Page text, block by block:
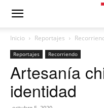
Inicio Reportajes
Reportajes Recorriendo
Artesanía
identidad